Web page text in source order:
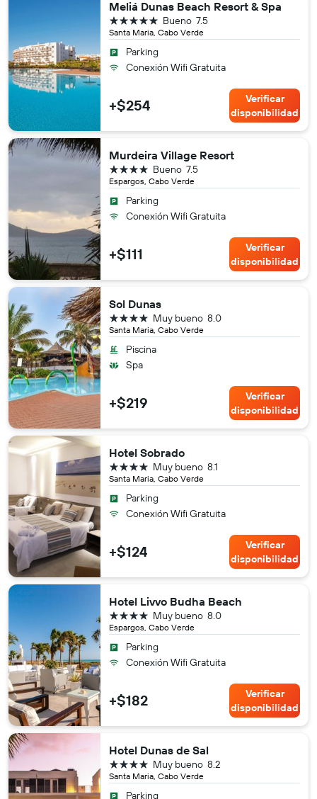
Meliá Dunas Beach Resort & Spa
Santa Maria, Cabo Verde
7.5
Bueno
5 estrellas
Parking
Conexión Wifi Gratuita
+$254
Verificar
disponibilidad
Murdeira Village Resort
Espargos, Cabo Verde
7.5
Bueno
4 estrellas
Parking
Conexión Wifi Gratuita
+$111
Verificar
disponibilidad
Sol Dunas
Santa Maria, Cabo Verde
8.0
Muy bueno
4 estrellas
Piscina
Spa
+$219
Verificar
disponibilidad
Hotel Sobrado
Santa Maria, Cabo Verde
8.1
Muy bueno
4 estrellas
Parking
Conexión Wifi Gratuita
+$124
Verificar
disponibilidad
Hotel Livvo Budha Beach
Espargos, Cabo Verde
8.0
Muy bueno
4 estrellas
Parking
Conexión Wifi Gratuita
+$182
Verificar
disponibilidad
Hotel Dunas de Sal
Santa Maria, Cabo Verde
8.2
Muy bueno
4 estrellas
Parking